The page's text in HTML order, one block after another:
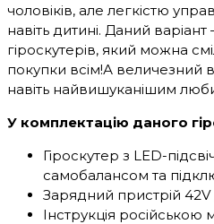
чоловіків, але легкістю
навіть дитині. Даний
гіроскутерів, який можна
покупки всім!А величезний
навіть найвишуканішим
У комплектацію даного
Гіроскутер з LED-
самобалансом та
Зарядний пристрій 42V
Інструкція російською